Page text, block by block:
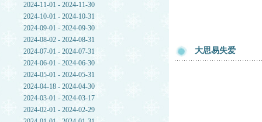
2024-11-01 - 2024-11-30
2024-10-01 - 2024-10-31
2024-09-01 - 2024-09-30
2024-08-02 - 2024-08-31
2024-07-01 - 2024-07-31
2024-06-01 - 2024-06-30
2024-05-01 - 2024-05-31
2024-04-18 - 2024-04-30
2024-03-01 - 2024-03-17
2024-02-01 - 2024-02-29
大思易失爱